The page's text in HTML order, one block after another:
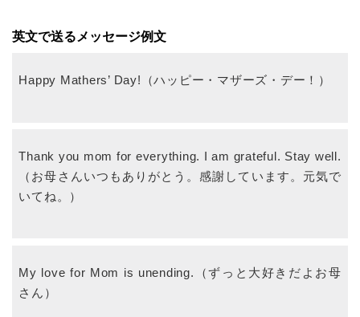
英文で送るメッセージ例文
Happy Mathers’ Day!（ハッピー・マザーズ・デー！）
Thank you mom for everything. I am grateful. Stay well.
（お母さんいつもありがとう。感謝しています。元気で
いてね。）
My love for Mom is unending.（ずっと大好きだよお母
さん）